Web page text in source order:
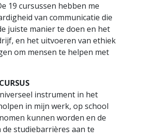
19 cursussen hebben me
van communicatie die
juiste manier te doen en het
en het uitvoeren van ethiek
om mensen te helpen met
instrument in het
in mijn werk, op school
kunnen worden en de
studiebarrières aan te